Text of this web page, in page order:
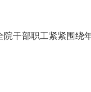
干部职工紧紧围绕